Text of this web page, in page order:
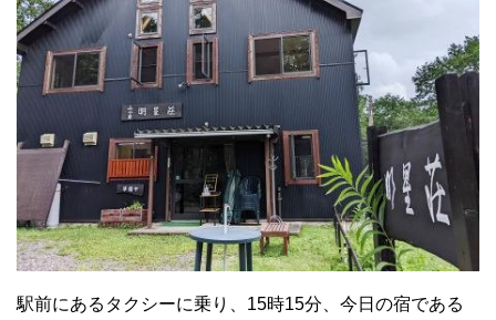
駅前にあるタクシーに乗り、15時15分、今日の宿である